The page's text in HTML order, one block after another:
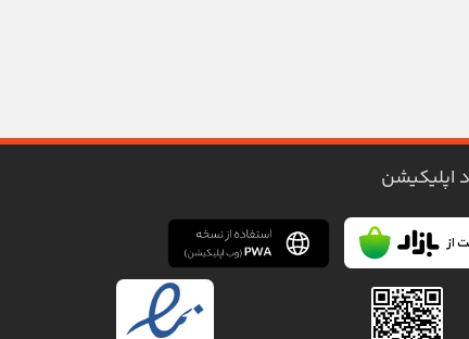
اپلیکیشن